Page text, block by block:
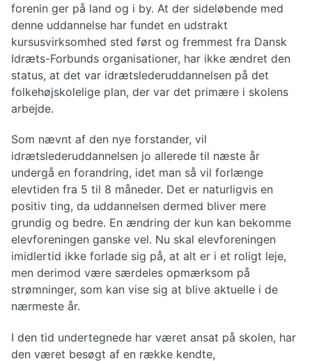
forenin ger på land og i by. At der sideløbende med
denne uddannelse har fundet en udstrakt
kursusvirksomhed sted først og fremmest fra Dansk
Idræts-Forbunds organisationer, har ikke ændret den
status, at det var idrætslederuddannelsen på det
folkehøjskolelige plan, der var det primære i skolens
arbejde.
Som nævnt af den nye forstander, vil
idrætslederuddannelsen jo allerede til næste år
undergå en forandring, idet man så vil forlænge
elevtiden fra 5 til 8 måneder. Det er naturligvis en
positiv ting, da uddannelsen dermed bliver mere
grundig og bedre. En ændring der kun kan bekomme
elevforeningen ganske vel. Nu skal elevforeningen
imidlertid ikke forlade sig på, at alt er i et roligt leje,
men derimod være særdeles opmærksom på
strømninger, som kan vise sig at blive aktuelle i de
nærmeste år.
I den tid undertegnede har været ansat på skolen, har
den været besøgt af en række kendte,